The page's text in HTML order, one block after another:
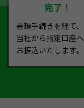
完了！
書類手続きを経て、
当社から指定口座へ
お振込いたします。